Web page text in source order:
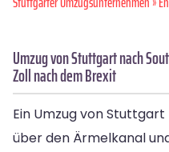
Umzug von Stuttgart nach
Zoll nach dem Brexit
Ein Umzug von
über den Ärmelkanal